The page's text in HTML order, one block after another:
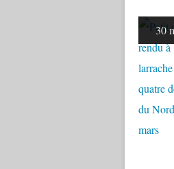
30